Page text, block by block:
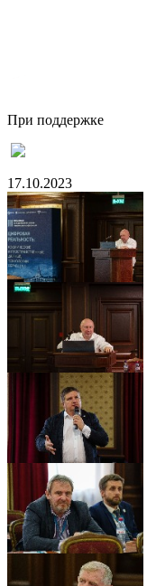
При поддержке
17.10.2023